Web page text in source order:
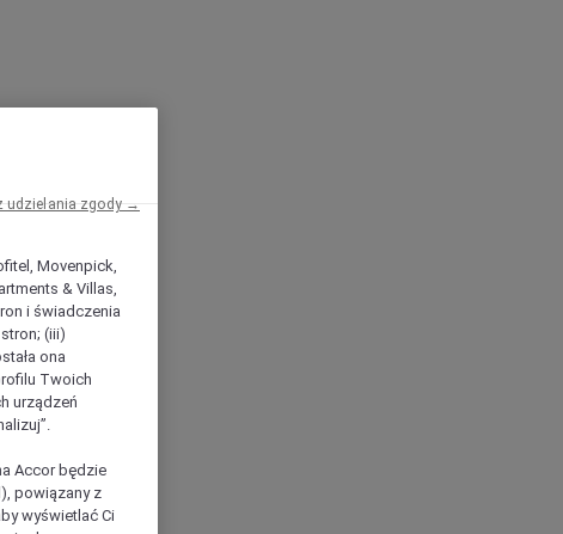
Movenpick,
& Villas,
i świadczenia
(iii)
ona
Twoich
urządzeń
Accor będzie
powiązany z
wyświetlać Ci
udzielania zgody →